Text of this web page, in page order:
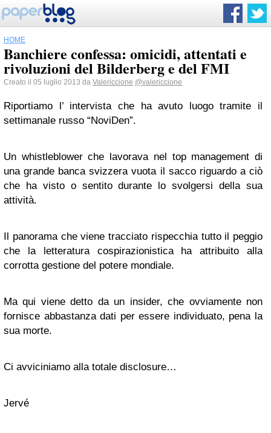
HOME
Banchiere confessa: omicidi, attentati e
rivoluzioni del Bilderberg e del FMI
Creato il 05 luglio 2013 da Valericcione @valericcione
Riportiamo l’ intervista che ha avuto luogo tramite il
settimanale russo “NoviDen”.
Un whistleblower che lavorava nel top management di
una grande banca svizzera vuota il sacco riguardo a ciò
che ha visto o sentito durante lo svolgersi della sua
attività.
Il panorama che viene tracciato rispecchia tutto il peggio
che la letteratura cospirazionistica ha attribuito alla
corrotta gestione del potere mondiale.
Ma qui viene detto da un insider, che ovviamente non
fornisce abbastanza dati per essere individuato, pena la
sua morte.
Ci avviciniamo alla totale disclosure…
Jervé